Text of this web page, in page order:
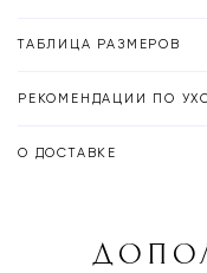
ТАБЛИЦА РАЗМЕРОВ
РЕКОМЕНДАЦИИ ПО
О ДОСТАВКЕ